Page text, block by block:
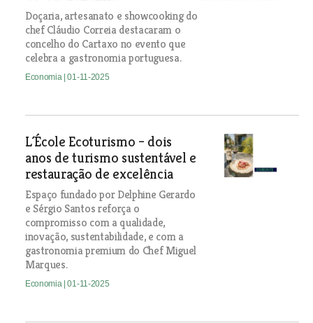
Doçaria, artesanato e showcooking do
chef Cláudio Correia destacaram o
concelho do Cartaxo no evento que
celebra a gastronomia portuguesa.
Economia | 01-11-2025
L´École Ecoturismo – dois
anos de turismo sustentável e
restauração de excelência
Espaço fundado por Delphine Gerardo
e Sérgio Santos reforça o
compromisso com a qualidade,
inovação, sustentabilidade, e com a
gastronomia premium do Chef Miguel
Marques.
Economia | 01-11-2025